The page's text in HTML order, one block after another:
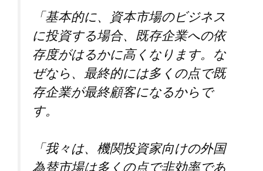
「基本的に、資本市場のビジネス
に投資する場合、既存企業への依
存度がはるかに高くなります。な
ぜなら、最終的には多くの点で既
存企業が最終顧客になるからで
す。
「我々は、機関投資家向けの外国